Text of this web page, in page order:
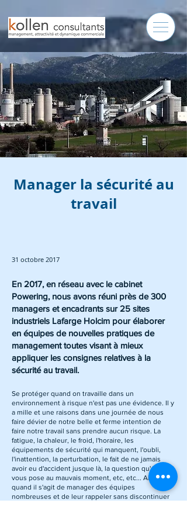
Manager la sécurité au
travail
31 octobre 2017
En 2017, en réseau avec le cabinet
Powering, nous avons réuni près de 300
managers et encadrants sur 25 sites
industriels Lafarge Holcim pour élaborer
en équipes de nouvelles pratiques de
management toutes visant à mieux
appliquer les consignes relatives à la
sécurité au travail.
Se protéger quand on travaille dans un
environnement à risque n'est pas une évidence. Il y
a mille et une raisons dans une journée de nous
faire dévier de notre belle et ferme intention de
faire notre travail sans prendre aucun risque. La
fatigue, la chaleur, le froid, l'horaire, les
équipements de sécurité qui manquent, l'oubli,
l'inattention, la perturbation, le fait de ne jamais
avoir eu d'accident jusque là, la question qu'on
vous pose au mauvais moment, etc, etc... Alors
quand il s'agit de manager des équipes
nombreuses et de leur rappeler sans discontinuer